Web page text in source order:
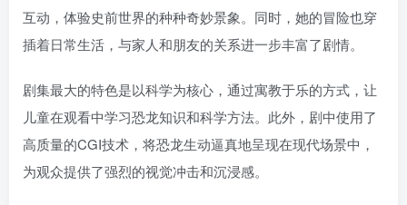
互动，体验史前世界的种种奇妙景象。同时，她的冒险也穿
插着日常生活，与家人和朋友的关系进一步丰富了剧情。
剧集最大的特色是以科学为核心，通过寓教于乐的方式，让
儿童在观看中学习恐龙知识和科学方法。此外，剧中使用了
高质量的CGI技术，将恐龙生动逼真地呈现在现代场景中，
为观众提供了强烈的视觉冲击和沉浸感。